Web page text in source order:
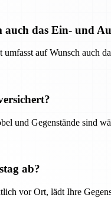
das Ein- und
umfasst auf Wunsch auch
und Gegenstände sind
ab?
vor Ort, lädt Ihre